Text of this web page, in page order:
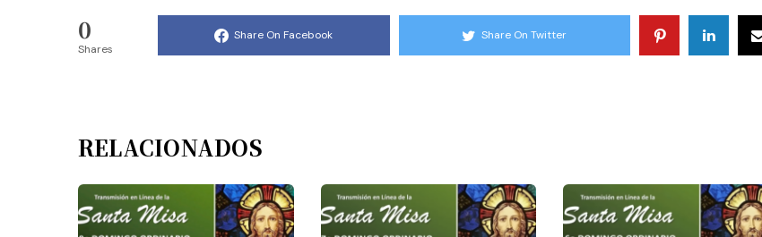
0
Shares
Share On Facebook Share On Twitter
RELACIONADOS